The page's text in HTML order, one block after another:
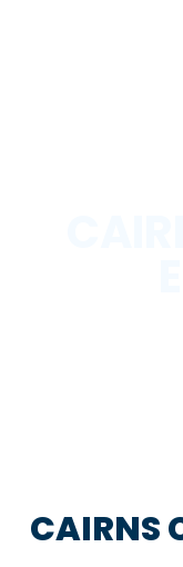
CAIRNS